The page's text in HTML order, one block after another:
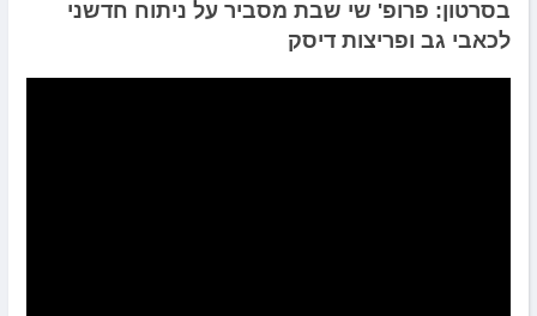
בסרטון: פרופ' שי שבת מסביר על ניתוח חדשני
לכאבי גב ופריצות דיסק